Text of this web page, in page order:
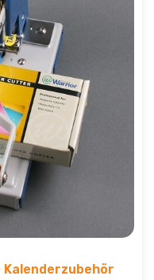
Kalenderzubehör